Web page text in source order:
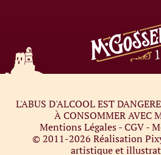
L'ABUS D'ALCOOL EST
À CONSOMMER AVEC
Mentions Légales-CGV-
© 2011-2026 Réalisation
artistique et